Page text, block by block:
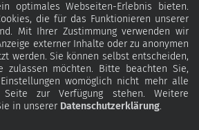
optimales Webseiten-Erlebnis bieten.
die für das Funktionieren unserer
Mit Ihrer Zustimmung verwenden wir
externer Inhalte oder zu anonymen
werden. Sie können selbst entscheiden,
zulassen möchten. Bitte beachten Sie,
womöglich nicht mehr alle
zur Verfügung stehen. Weitere
in unserer Datenschutzerklärung.